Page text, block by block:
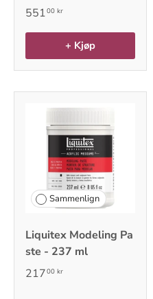
55100 kr
+ Kjøp
Sammenlign
Liquitex Modeling Pa
ste - 237 ml
21700 kr